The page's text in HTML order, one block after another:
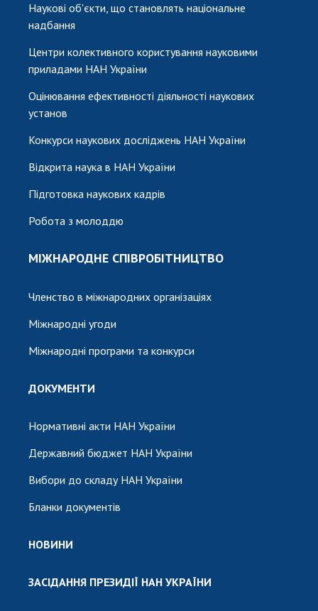
Наукові об'єкти, що становлять національне
надбання
Центри колективного користування науковими
приладами НАН України
Оцінювання ефективності діяльності наукових
установ
Конкурси наукових досліджень НАН України
Відкрита наука в НАН України
Підготовка наукових кадрів
Робота з молоддю
МІЖНАРОДНЕ СПІВРОБІТНИЦТВО
Членство в міжнародних організаціях
Міжнародні угоди
Міжнародні програми та конкурси
ДОКУМЕНТИ
Нормативні акти НАН України
Державний бюджет НАН України
Вибори до складу НАН України
Бланки документів
НОВИНИ
ЗАСІДАННЯ ПРЕЗИДІЇ НАН УКРАЇНИ